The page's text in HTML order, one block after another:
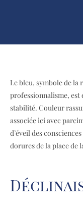
Le bleu, symbole de la
professionnalisme, est
stabilité. Couleur
associée ici avec
d’éveil des
dorures de la place de